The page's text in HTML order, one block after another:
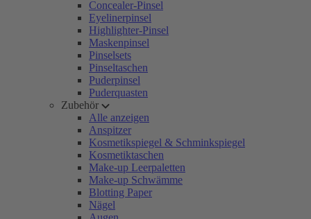
Concealer-Pinsel
Eyelinerpinsel
Highlighter-Pinsel
Maskenpinsel
Pinselsets
Pinseltaschen
Puderpinsel
Puderquasten
Zubehör
Alle anzeigen
Anspitzer
Kosmetikspiegel & Schminkspiegel
Kosmetiktaschen
Make-up Leerpaletten
Make-up Schwämme
Blotting Paper
Nägel